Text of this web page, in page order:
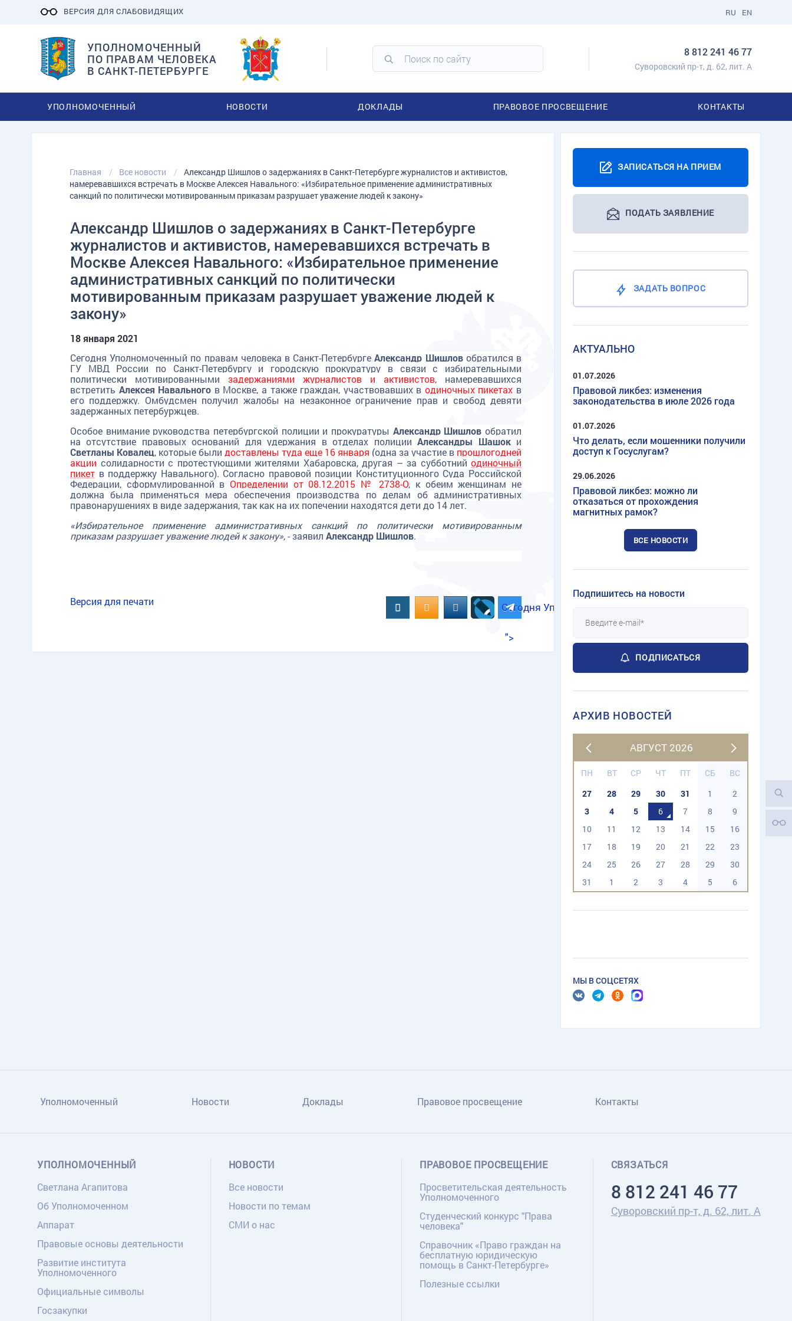
ВЕРСИЯ ДЛЯ СЛАБОВИДЯЩИХ EN
RU
УПОЛНОМОЧЕННЫЙ
ПО ПРАВАМ ЧЕЛОВЕКА
В САНКТ-ПЕТЕРБУРГЕ
8 812 241 46 77
Суворовский пр-т, д. 62, лит. А
УПОЛНОМОЧЕННЫЙ НОВОСТИ ДОКЛАДЫ ПРАВОВОЕ ПРОСВЕЩЕНИЕ КОНТАКТЫ
Главная Все новости
Александр Шишлов о задержаниях в Санкт-Петербурге журналистов и активистов,
намеревавшихся встречать в Москве Алексея Навального: «Избирательное применение административных
санкций по политически мотивированным приказам разрушает уважение людей к закону»
Александр Шишлов о задержаниях в Санкт-Петербурге
журналистов и активистов, намеревавшихся встречать в
Москве Алексея Навального: «Избирательное применение
административных санкций по политически
мотивированным приказам разрушает уважение людей к
закону»
18 января 2021
Сегодня Уполномоченный по правам человека в Санкт-ПетербургеАлександр Шишловобратился в
ГУ МВД России по Санкт-Петербургу и городскую прокуратуру в связи с избирательными
политически мотивированными задержаниями журналистов и активистов, намеревавшихся
встретить Алексея Навального в Москве, а также граждан, участвовавших в одиночных пикетах в
его поддержку. Омбудсмен получил жалобы на незаконное ограничение прав и свобод девяти
задержанных петербуржцев.
Особое внимание руководства петербургской полиции и прокуратуры Александр Шишлов обратил
на отсутствие правовых оснований для удержания в отделах полицииАлександры Шашок и
Светланы Ковалец, которые были доставлены туда еще 16 января (одна за участие в прошлогодней
акции солидарности с протестующими жителями Хабаровска, другая – за субботний одиночный
пикет в поддержку Навального). Согласно правовой позиции Конституционного Суда Российской
Федерации, сформулированной в Определении от 08.12.2015 № 2738-О, к обеим женщинам не
должна была применяться мера обеспечения производства по делам об административных
правонарушениях в виде задержания, так как на их попечении находятся дети до 14 лет.
«Избирательное применение административных санкций по политически мотивированным
приказам разрушает уважение людей к закону», - заявил Александр Шишлов.
Версия для печати ВконтактеOK.RUMAIL.RU Сегодня Уполномоченный по правам человека в Санкт-
">
ЗАПИСАТЬСЯ НА ПРИЕМ
ПОДАТЬ ЗАЯВЛЕНИЕ
ЗАДАТЬ ВОПРОС
АКТУАЛЬНО
01.07.2026
Правовой ликбез: изменения
законодательства в июле 2026 года
01.07.2026
Что делать, если мошенники получили
доступ к Госуслугам?
29.06.2026
Правовой ликбез: можно ли
отказаться от прохождения
магнитных рамок?
ВСЕ НОВОСТИ
Подпишитесь на новости
ПОДПИСАТЬСЯ
АРХИВ НОВОСТЕЙ
АВГУСТ 2026
ПН ВТ СР ЧТ ПТ СБ
ВС
27
28 29 30 31 1
2
3
4 5 6 7 8
9
10
11 12 13 14 15
16
17
18 19 20 21 22
23
24
25 26 27 28 29
30
31
1 2 3 4 5 6
МЫ В СОЦСЕТЯХ
Уполномоченный Новости Доклады Правовое просвещение Контакты
СВЯЗАТЬСЯ
8 812 241 46 77
Суворовский пр-т, д. 62, лит. А
УПОЛНОМОЧЕННЫЙ
Светлана Агапитова
Об Уполномоченном
Аппарат
Правовые основы деятельности
Развитие института
Уполномоченного
Официальные символы
Госзакупки
НОВОСТИ
Все новости
Новости по темам
СМИ о нас
ПРАВОВОЕ ПРОСВЕЩЕНИЕ
Просветительская деятельность
Уполномоченного
Студенческий конкурс "Права
человека"
Справочник «Право граждан на
бесплатную юридическую
помощь в Санкт-Петербурге»
Полезные ссылки